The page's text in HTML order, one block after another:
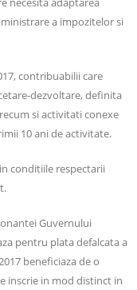
a impozitelor si
contribuabilii care
dezvoltare, definita
si activitati conexe
10 ani de activitate.
conditiile respectarii
Guvernului
pentru plata defalcata a
beneficiaza de o
inscrie in mod distinct in